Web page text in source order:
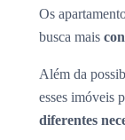
Os
busca mais
Além da
esses imóveis
diferentes